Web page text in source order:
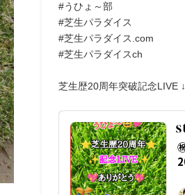
#うひょ～部
#芝生パラダイス
#芝生パラダイス.com
#芝生パラダイスch
芝生歴20周年突破記念LIVE ↓